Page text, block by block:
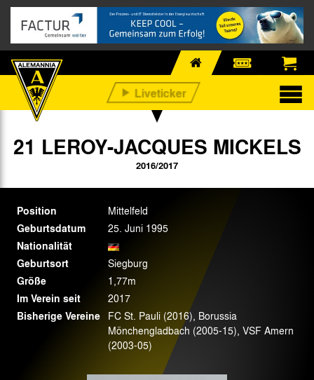
21 LEROY-JACQUES MICKELS
2016/2017
Position Mittelfeld
Geburtsdatum 25. Juni 1995
Nationalität
Geburtsort
Siegburg
Größe 1,77m
Im Verein seit 2017
Bisherige Vereine FC St. Pauli (2016), Borussia
Mönchengladbach (2005-15), VSF Amern
(2003-05)